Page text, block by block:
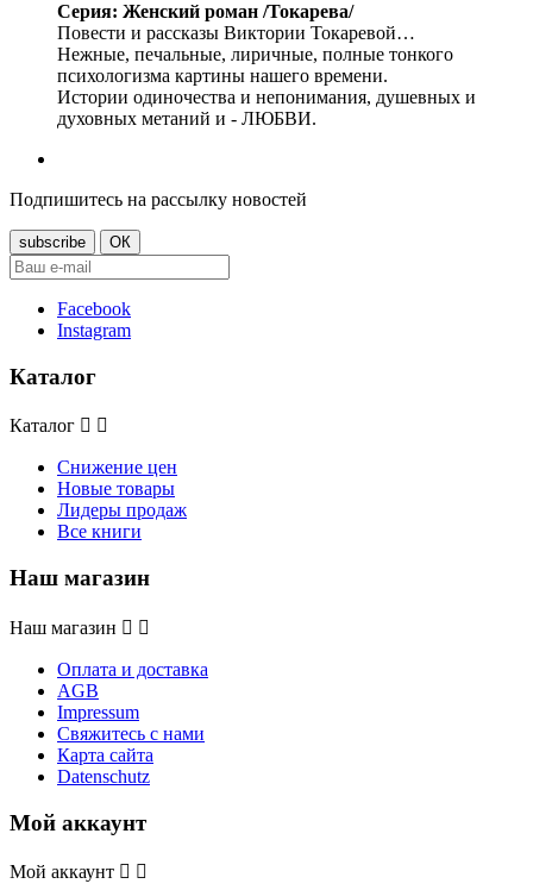
Серия: Женский роман /Токарева/
Повести и рассказы Виктории Токаревой…
Нежные, печальные, лиричные, полные тонкого
психологизма картины нашего времени.
Истории одиночества и непонимания, душевных и
духовных метаний и - ЛЮБВИ.
Подпишитесь на рассылку новостей
Facebook
Instagram
Каталог
Каталог  
Снижение цен
Новые товары
Лидеры продаж
Все книги
Наш магазин
Наш магазин  
Оплата и доставка
AGB
Impressum
Свяжитесь с нами
Карта сайта
Datenschutz
Мой аккаунт
Мой аккаунт  